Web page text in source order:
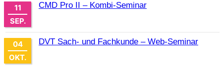
11
SEP.
CMD Pro II – Kombi-Seminar
04
OKT.
DVT Sach- und Fachkunde – Web-Seminar